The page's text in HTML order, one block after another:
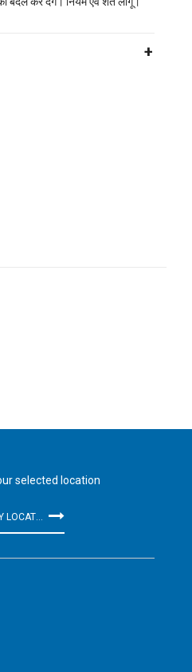
selected location